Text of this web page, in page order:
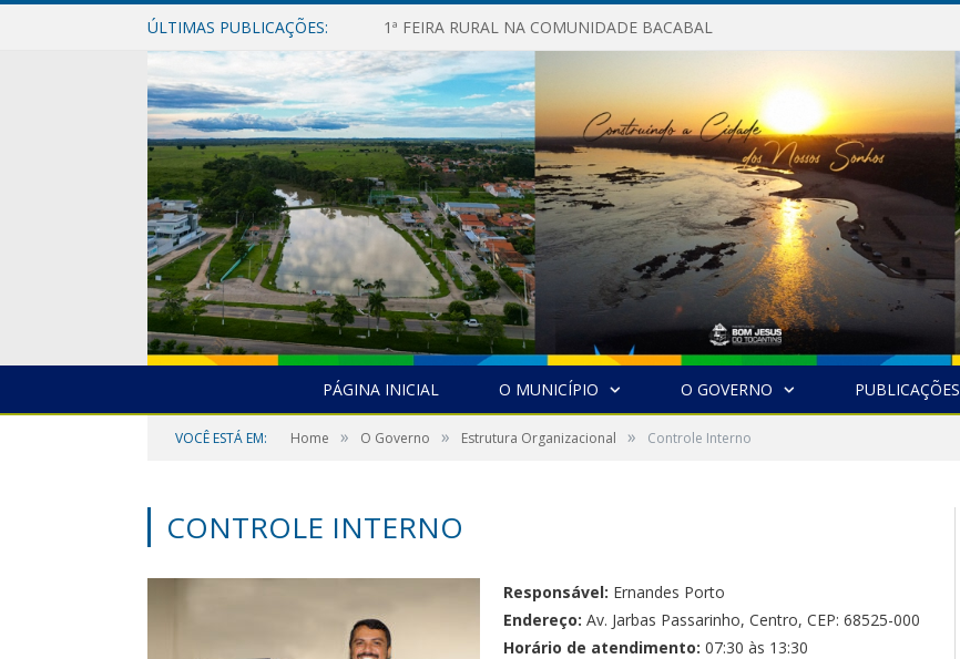
ÚLTIMAS PUBLICAÇÕES: 1ª FEIRA RURAL NA COMUNIDADE BACABAL
PÁGINA INICIAL O MUNICÍPIO O GOVERNO PUBLICAÇÕES
VOCÊ ESTÁ EM: Home » O Governo » Estrutura Organizacional » Controle Interno
CONTROLE INTERNO
Responsável: Ernandes Porto
Endereço: Av. Jarbas Passarinho, Centro, CEP: 68525-000
Horário de atendimento: 07:30 às 13:30